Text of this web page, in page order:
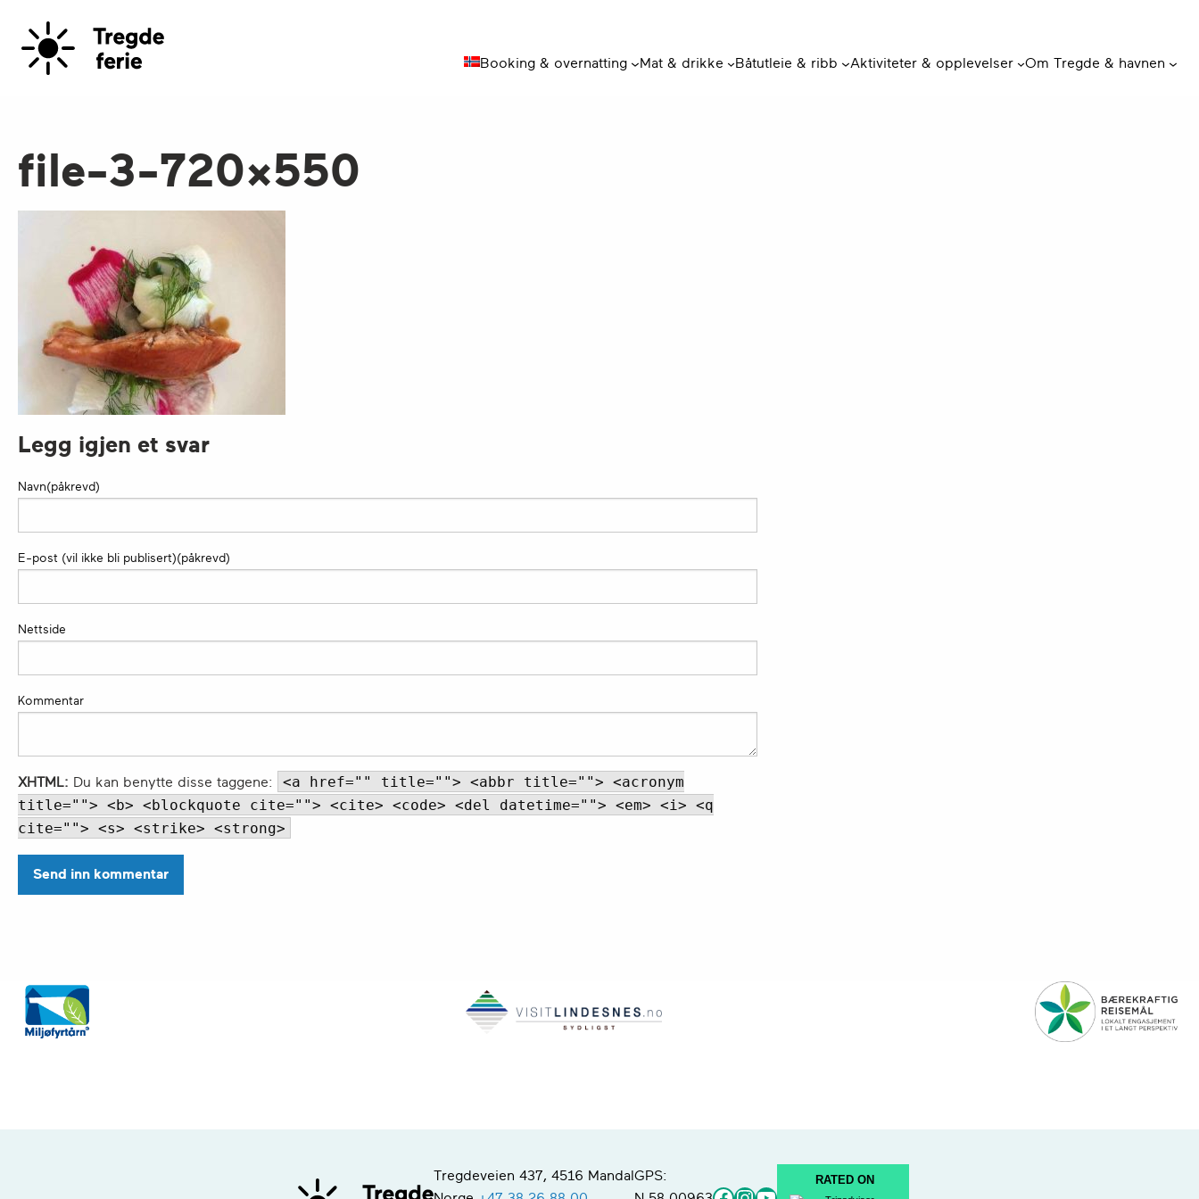
Booking & overnatting Mat & drikke Båtutleie & ribb Aktiviteter & opplevelser Om Tregde & havnen
file-3-720×550
Legg igjen et svar
Navn(påkrevd)
E-post (vil ikke bli publisert)(påkrevd)
Nettside
Kommentar
XHTML: Du kan benytte disse taggene:
<a href="" title=""> <abbr title=""> <acronym
title=""> <b> <blockquote cite=""> <cite> <code> <del datetime=""> <em> <i> <q
cite=""> <s> <strike> <strong>
Tregdeveien 437, 4516 MandalGPS:
RATED ON